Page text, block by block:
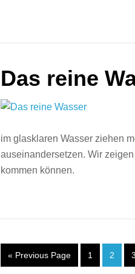
Das reine
im glasklaren Wasser ziehen
auseinandersetzen. Wir
kommen können.
« Previous Page 1 2 3